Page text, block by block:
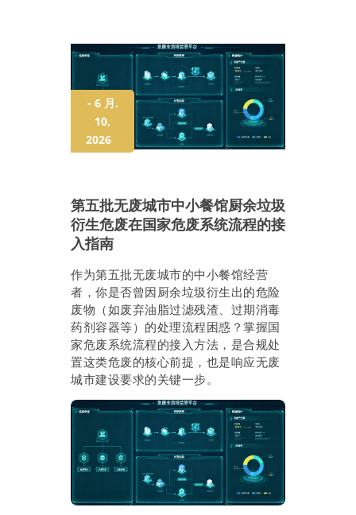
- 6 月.
10,
2026
第五批无废城市中小餐馆厨余垃圾
衍生危废在国家危废系统流程的接
入指南
作为第五批无废城市的中小餐馆经营
者，你是否曾因厨余垃圾衍生出的危险
废物（如废弃油脂过滤残渣、过期消毒
药剂容器等）的处理流程困惑？掌握国
家危废系统流程的接入方法，是合规处
置这类危废的核心前提，也是响应无废
城市建设要求的关键一步。